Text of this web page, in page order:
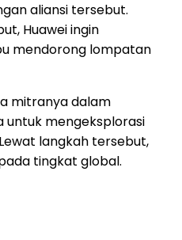
aliansi tersebut.
Huawei ingin
mendorong lompatan
mitranya dalam
untuk mengeksplorasi
langkah tersebut,
tingkat global.